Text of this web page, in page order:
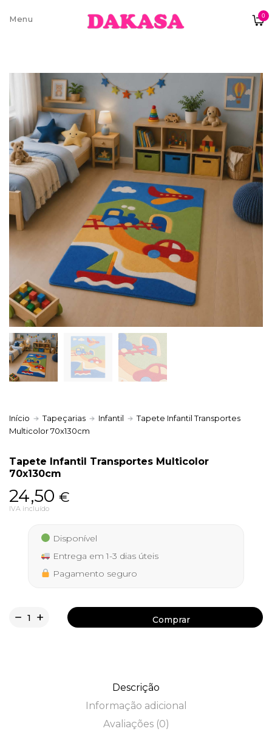
0
Sobre nós
Contatos e moradas
Pagamentos e Envios
Trocas e Devoluções
Termos e condições
Política de Privacidade
Início Tapeçarias Infantil
Tapete Infantil Transportes
Multicolor 70x130cm
Tapete Infantil Transportes Multicolor
70x130cm
24,50 €
IVA incluído
Disponível
Entrega em 1-3 dias úteis
Pagamento seguro
Comprar
Descrição
Informação adicional
Avaliações (0)